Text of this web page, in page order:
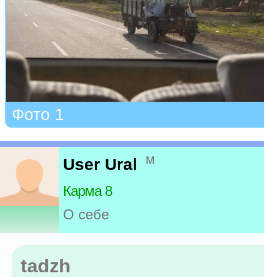
Фото 1
User Ural м
Карма 8
О себе
tadzh